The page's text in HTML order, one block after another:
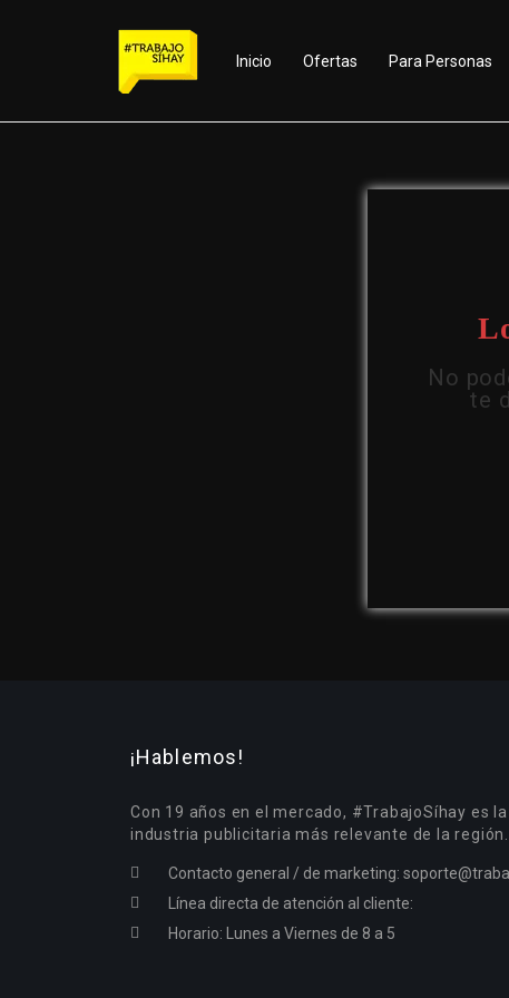
Inicio Ofertas Para Personas
No
te
¡Hablemos!
Con 19 años en el mercado, #TrabajoSíhay es
industria publicitaria más relevante de la región.
Contacto general / de marketing:
Línea directa de atención al cliente:
Horario: Lunes a Viernes de 8 a 5